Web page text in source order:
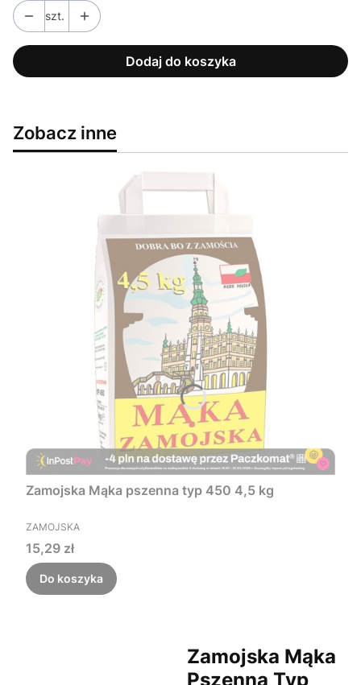
szt.
Dodaj do koszyka
Zobacz inne
Zamojska Mąka pszenna typ 450 4,5 kg
PRODUCENT
ZAMOJSKA
Cena
15,29 zł
Do koszyka
Zamojska Mąka
Pszenna Typ